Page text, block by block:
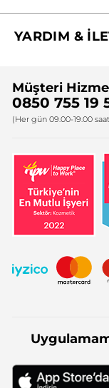
Yves Rocher Vakfı
YARDIM &
Bize Ulaşın
Firma Bilgileri
Müşteri
0850 755 19
(Her gün 09.00-19.00